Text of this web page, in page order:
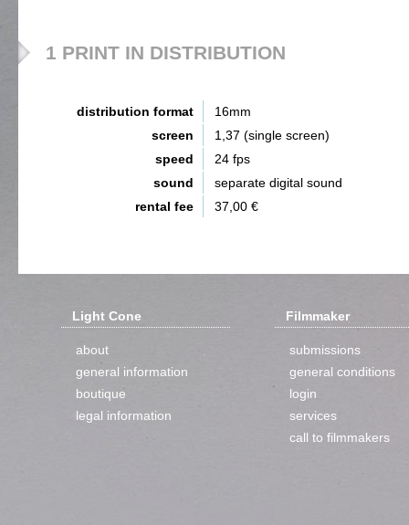
1 PRINT IN DISTRIBUTION
distribution format
16mm
screen
1,37 (single screen)
speed
24 fps
sound
separate digital sound
rental fee
37,00 €
Light Cone
about
general information
boutique
legal information
Filmmaker
submissions
general conditions
login
services
call to filmmakers